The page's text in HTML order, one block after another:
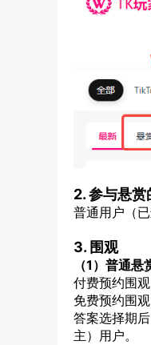
2. 参与悬赏
普通用户（
3. 围观
（1）普通悬
付费预约围
免费预约围
答案选择期
主）用户。